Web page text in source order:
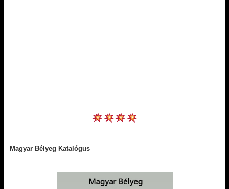
Magyar Bélyeg Katalógus